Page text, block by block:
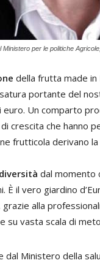
per le politiche
della frutta made
portante del
euro. Un comparto
crescita che hanno
frutticola derivano
dal momento
È il vero giardino
alla
su vasta scala di
dal Ministero della